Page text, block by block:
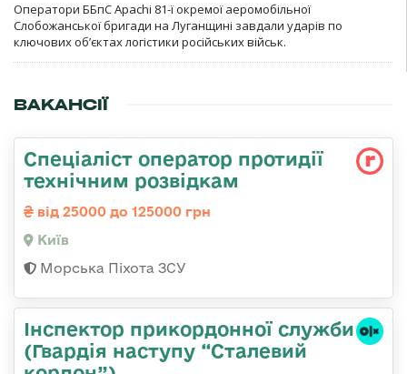
Оператори ББпС Apachi 81-ї окремої аеромобільної
Слобожанської бригади на Луганщині завдали ударів по
ключових об’єктах логістики російських військ.
ВАКАНСІЇ
Спеціаліст оператор протидії
технічним розвідкам
від 25000 до 125000 грн
Київ
Морська Піхота ЗСУ
Інспектор прикордонної служби
(Гвардія наступу “Сталевий